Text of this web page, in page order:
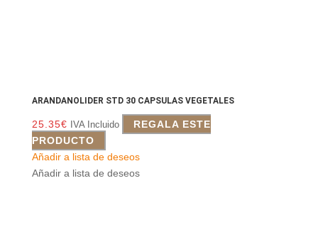
ARANDANOLIDER STD 30 CAPSULAS VEGETALES
25.35€ IVA Incluido
REGALA ESTE
PRODUCTO
Añadir a lista de deseos
Añadir a lista de deseos